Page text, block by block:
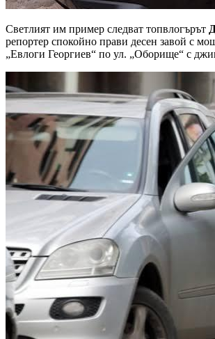
Светлият им пример следват топвлогърът
репортер спокойно прави десен завой с
„Евлоги Георгиев“ по ул. „Оборище“ с